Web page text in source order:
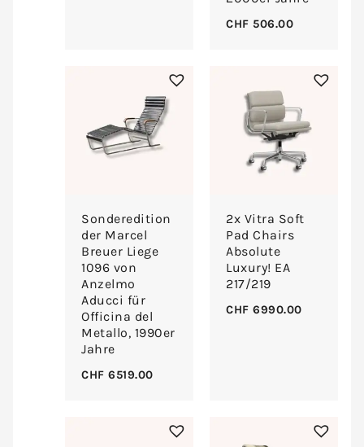
CHF 506.00
Sonderedition
der Marcel
Breuer Liege
1096 von
Anzelmo
Aducci für
Officina del
Metallo, 1990er
Jahre
CHF 6519.00
2x Vitra Soft
Pad Chairs
Absolute
Luxury! EA
217/219
CHF 6990.00